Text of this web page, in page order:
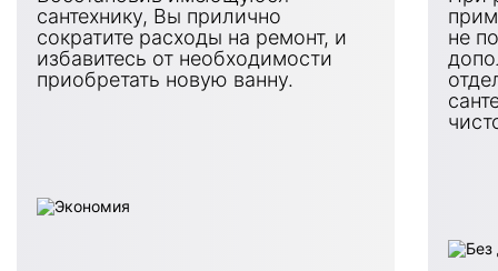
сантехнику, Вы прилично
сократите расходы на ремонт, и
избавитесь от необходимости
приобретать новую ванну.
не